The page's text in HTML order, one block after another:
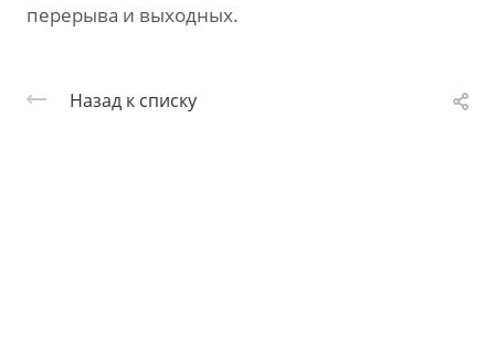
перерыва и выходных.
Назад к списку